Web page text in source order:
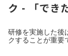
ク - 「でき
研修を実施した後
クすることが重要